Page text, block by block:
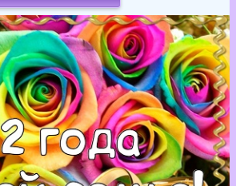
Загрузка картинки...